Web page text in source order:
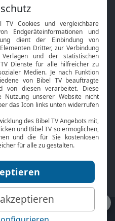
Mobile App
Smart TV
HbbTV
Bibelthek Online-Bibel
Nächster Gottesdienst
Service
Kontakt
TV-Empfang
Datenschutz